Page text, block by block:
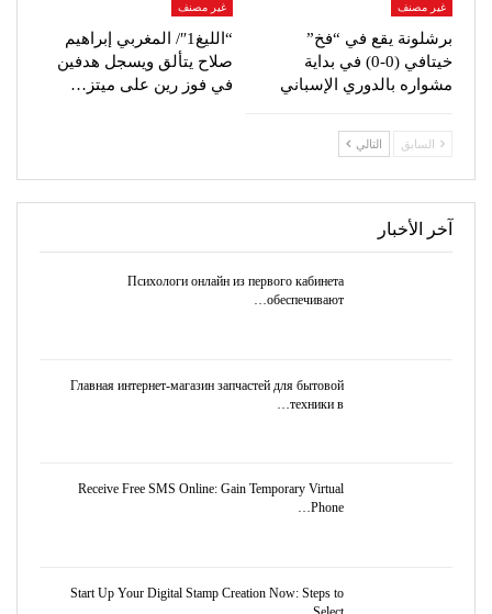
غير مصنف
برشلونة يقع في “فخ”
خيتافي (0-0) في بداية
مشواره بالدوري الإسباني
غير مصنف
“الليغ1″/ المغربي إبراهيم
صلاح يتألق ويسجل هدفين
في فوز رين على ميتز…
السابق التالي
آخر الأخبار
Психологи онлайн из первого кабинета
обеспечивают…
Главная интернет-магазин запчастей для бытовой
техники в…
Receive Free SMS Online: Gain Temporary Virtual
Phone…
Start Up Your Digital Stamp Creation Now: Steps to